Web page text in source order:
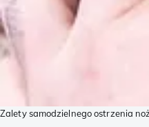
Zalety samodzielnego ostrzenia